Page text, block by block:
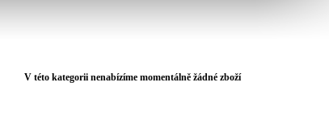
V této kategorii nenabízíme momentálně žádné zboží